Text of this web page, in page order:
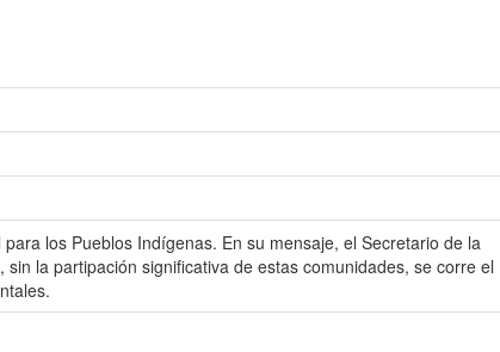
los Pueblos Indígenas. En su mensaje, el Secretario de la
la partipación significativa de estas comunidades, se corre el